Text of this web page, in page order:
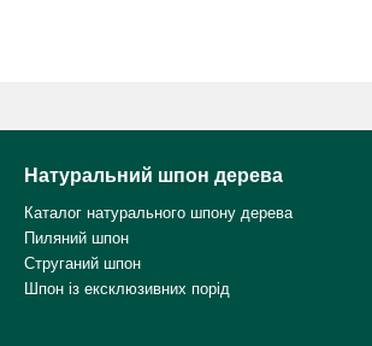
Натуральний шпон дерева
Каталог натурального шпону дерева
Пиляний шпон
Струганий шпон
Шпон із ексклюзивних порід